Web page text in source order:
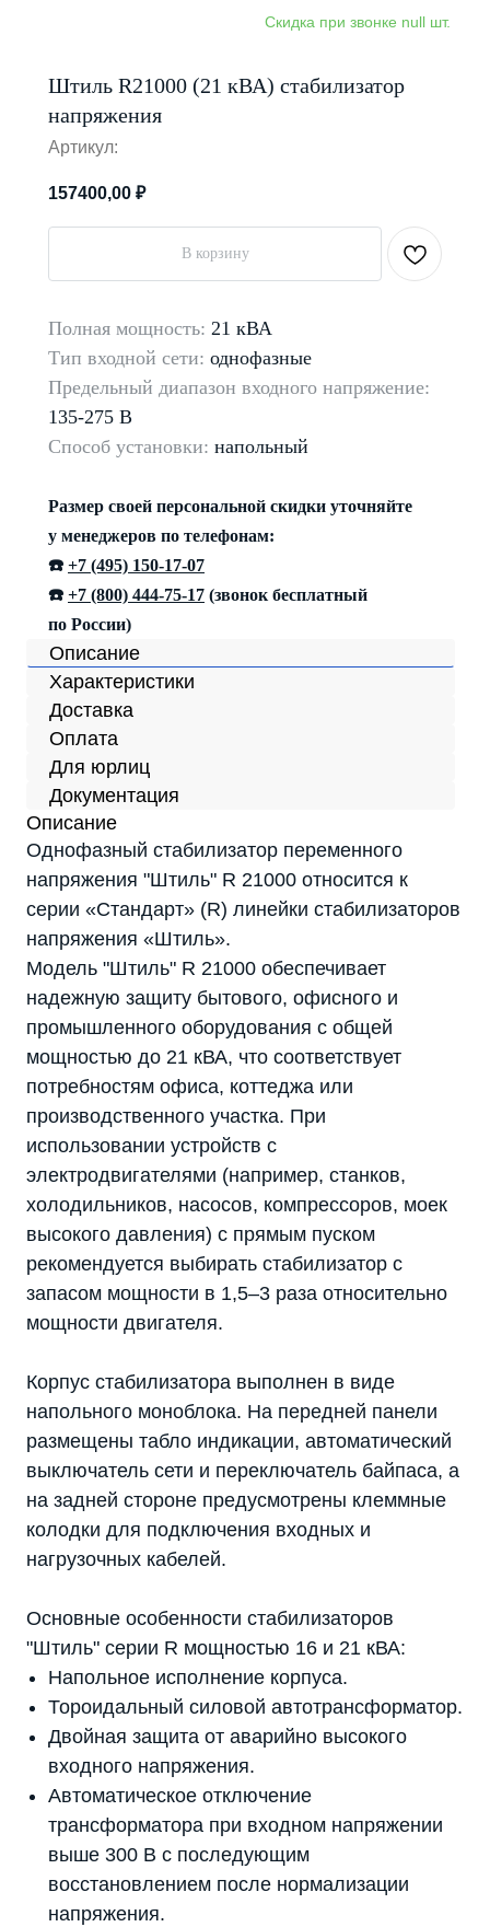
Штиль R21000 (21 кВА) стабилизатор
напряжения
Артикул:
157400,00 ₽
В корзину
Полная мощность: 21 кВА
Тип входной сети: однофазные
Предельный диапазон входного напряжение:
135-275 В
Способ установки: напольный
Размер своей персональной скидки уточняйте
у менеджеров по телефонам:
☎️ +7 (495) 150-17-07
☎️ +7 (800) 444-75-17 (звонок бесплатный
по России)
Описание
Характеристики
Доставка
Оплата
Для юрлиц
Документация
Описание
Однофазный стабилизатор переменного
напряжения "Штиль" R 21000 относится к
серии «Стандарт» (R) линейки стабилизаторов
напряжения «Штиль».
Модель "Штиль" R 21000 обеспечивает
надежную защиту бытового, офисного и
промышленного оборудования с общей
мощностью до 21 кВА, что соответствует
потребностям офиса, коттеджа или
производственного участка. При
использовании устройств с
электродвигателями (например, станков,
холодильников, насосов, компрессоров, моек
высокого давления) с прямым пуском
рекомендуется выбирать стабилизатор с
запасом мощности в 1,5–3 раза относительно
мощности двигателя.
Корпус стабилизатора выполнен в виде
напольного моноблока. На передней панели
размещены табло индикации, автоматический
выключатель сети и переключатель байпаса, а
на задней стороне предусмотрены клеммные
колодки для подключения входных и
нагрузочных кабелей.
Основные особенности стабилизаторов
"Штиль" серии R мощностью 16 и 21 кВА:
Напольное исполнение корпуса.
Тороидальный силовой автотрансформатор.
Двойная защита от аварийно высокого
входного напряжения.
Автоматическое отключение
трансформатора при входном напряжении
выше 300 В с последующим
восстановлением после нормализации
напряжения.